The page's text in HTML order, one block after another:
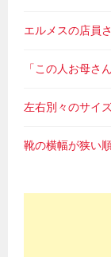
エルメスの店員
「この人お母さ
左右別々のサイ
靴の横幅が狭い